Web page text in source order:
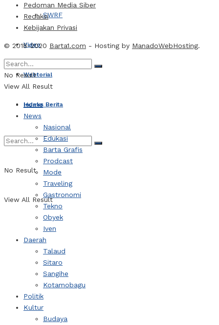
SWRF
Video
Webtorial
Indeks Berita
No Result
View All Result
Pedoman Media Siber
Redaksi
Kebijakan Privasi
© 2018-2020 Barta1.com - Hosting by ManadoWebHosting.
No Result
View All Result
Home
News
Nasional
Edukasi
Barta Grafis
Prodcast
Mode
Traveling
Gastronomi
Tekno
Obyek
Iven
Daerah
Talaud
Sitaro
Sangihe
Kotamobagu
Politik
Kultur
Budaya